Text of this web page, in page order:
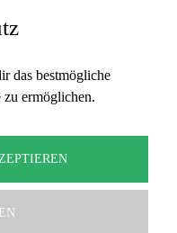
das bestmögliche
zu ermöglichen.